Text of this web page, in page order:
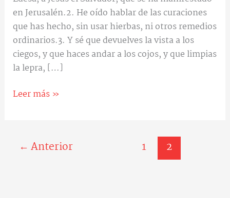
en Jerusalén.2. He oído hablar de las curaciones
que has hecho, sin usar hierbas, ni otros remedios
ordinarios.3. Y sé que devuelves la vista a los
ciegos, y que haces andar a los cojos, y que limpias
la lepra, […]
Leer más »
← Anterior 1 2